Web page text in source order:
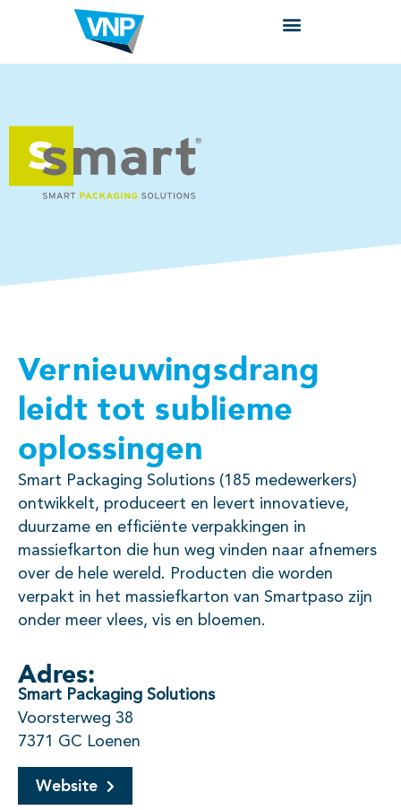
Vernieuwingsdrang
leidt tot sublieme
oplossingen
Smart Packaging Solutions (185 medewerkers)
ontwikkelt, produceert en levert innovatieve,
duurzame en efficiënte verpakkingen in
massiefkarton die hun weg vinden naar afnemers
over de hele wereld. Producten die worden
verpakt in het massiefkarton van Smartpaso zijn
onder meer vlees, vis en bloemen.
Adres:
Smart Packaging Solutions
Voorsterweg 38
7371 GC Loenen
Website